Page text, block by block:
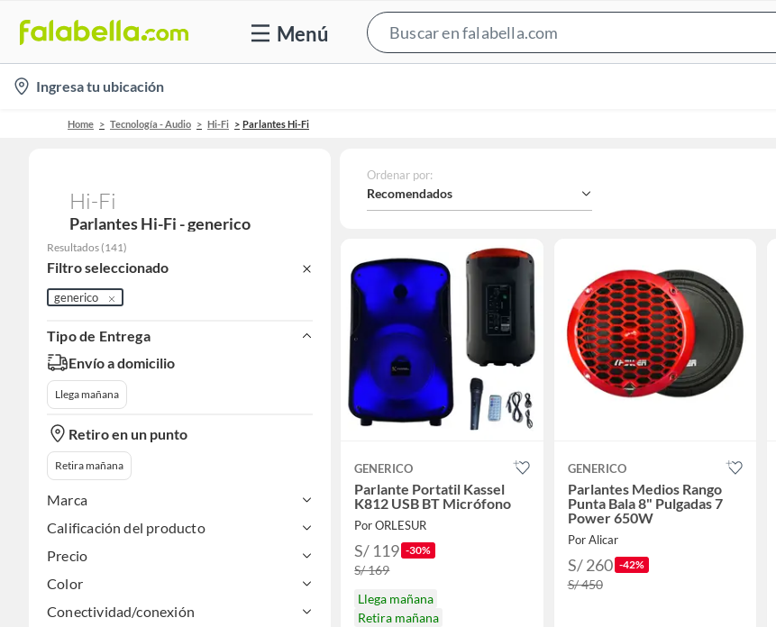
Menú
Bar
location-
icon
Ingresa tu ubicación
Home Tecnología - Audio Hi-Fi Parlantes Hi-Fi
Hi-Fi
Parlantes Hi-Fi - generico
Resultados (141)
Filtro seleccionado
generico
Tipo de Entrega
Envío a domicilio
Llega mañana
Retiro en un punto
Retira mañana
Marca
Calificación del producto
Precio
Color
Conectividad/conexión
Ordenar por:
Recomendados
GENERICO
Parlante Portatil Kassel
K812 USB BT Micrófono
Por ORLESUR
S/ 119 -30%
S/ 169
Llega mañana
Retira mañana
GENERICO
Parlantes Medios Rango
Punta Bala 8" Pulgadas 7
Power 650W
Por Alicar
S/ 260 -42%
S/ 450